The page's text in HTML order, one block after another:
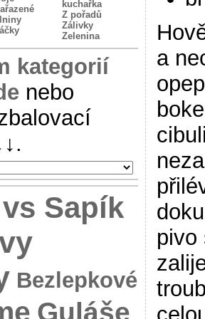
kuchařka
Z pořadů
Zálivky
Zelenina
kategorií
nebo
.
Sapík
Bezlepkové
Guláše
a
pivo